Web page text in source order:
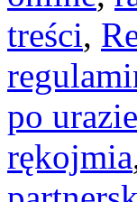
treści,
po urazie
rękojmia